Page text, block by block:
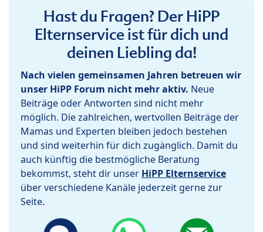
Hast du Fragen? Der HiPP
Elternservice ist für dich und
deinen Liebling da!
Nach vielen gemeinsamen Jahren betreuen wir
unser HiPP Forum nicht mehr aktiv. Neue
Beiträge oder Antworten sind nicht mehr
möglich. Die zahlreichen, wertvollen Beiträge der
Mamas und Experten bleiben jedoch bestehen
und sind weiterhin für dich zugänglich. Damit du
auch künftig die bestmögliche Beratung
bekommst, steht dir unser HiPP Elternservice
über verschiedene Kanäle jederzeit gerne zur
Seite.